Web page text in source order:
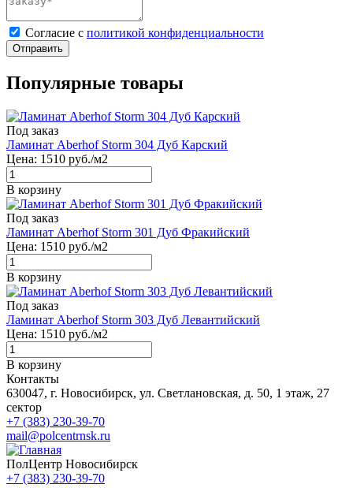
Cогласие с политикой конфиденциальности
Отправить
Популярные товары
Под заказ
Ламинат Aberhof Storm 304 Дуб Карский
Цена: 1510 руб./м2
В корзину
Под заказ
Ламинат Aberhof Storm 301 Дуб Фракийский
Цена: 1510 руб./м2
В корзину
Под заказ
Ламинат Aberhof Storm 303 Дуб Левантийский
Цена: 1510 руб./м2
В корзину
Контакты
630047, г. Новосибирск, ул. Светлановская, д. 50, 1 этаж, 27
сектор
+7 (383) 230-39-70
mail@polcentrnsk.ru
ПолЦентр Новосибирск
+7 (383) 230-39-70